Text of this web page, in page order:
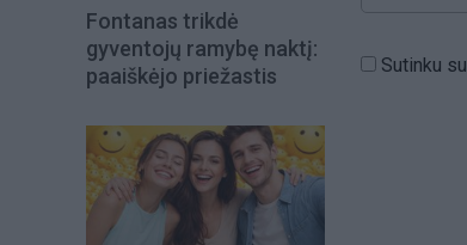
Fontanas trikdė
gyventojų ramybę naktį:
paaiškėjo priežastis
Sutinku su